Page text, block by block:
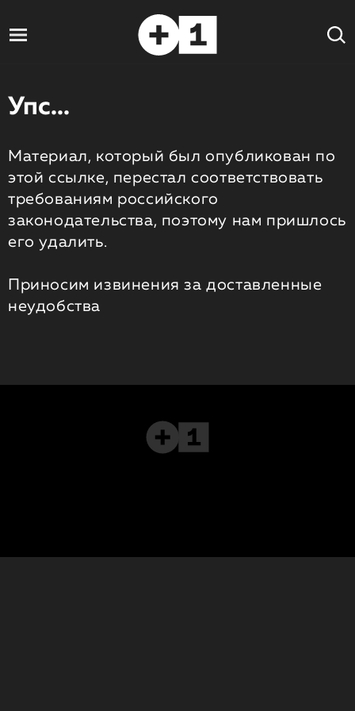
Упс...
Материал, который был опубликован по
этой ссылке, перестал соответствовать
требованиям российского
законодательства, поэтому нам пришлось
его удалить.
Приносим извинения за доставленные
неудобства